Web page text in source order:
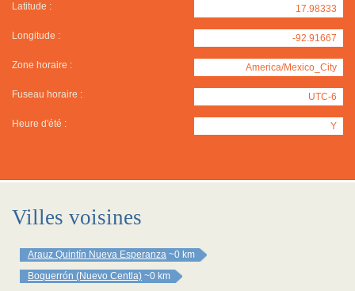
Latitude : 17.98333
Longitude : -92.91667
Zone horaire : America/Mexico_City
Fuseau horaire : UTC-6
Heure d'été : Y
Villes voisines
Arauz Quintín Nueva Esperanza ~0 km
Boquerrón (Nuevo Centla) ~0 km